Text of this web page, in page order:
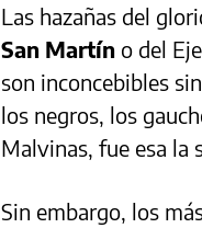
Las hazañas del
San Martín o del
son inconcebibles
los negros, los
Malvinas, fue esa la
Sin embargo, los